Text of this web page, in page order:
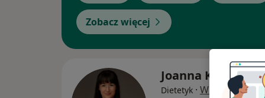
Zobacz więcej
Joanna Krajnak
Dietetyk · Więcej